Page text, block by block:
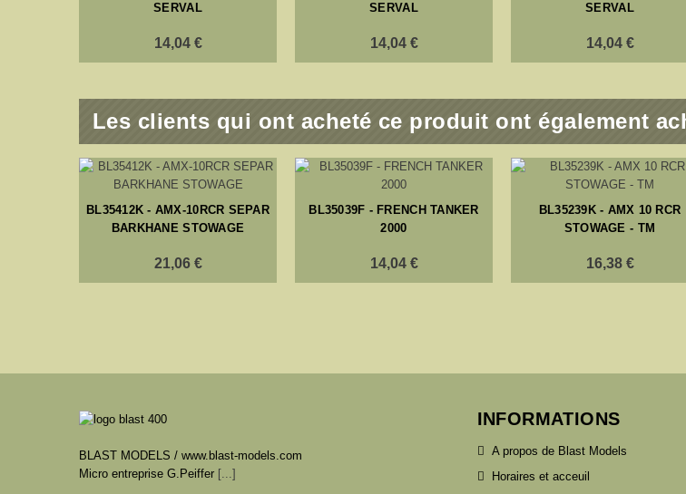
SERVAL
14,04 €
SERVAL
14,04 €
SERVAL
14,04 €
Les clients qui ont acheté ce produit ont également
BL35412K - AMX-10RCR SEPAR
BARKHANE STOWAGE
21,06 €
BL35039F - FRENCH TANKER
2000
14,04 €
BL35239K - AMX 10 RCR
STOWAGE - TM
16,38 €
BLAST MODELS / www.blast-models.com
Micro entreprise G.Peiffer [...]
INFORMATIONS
A propos de Blast Models
Horaires et acceuil